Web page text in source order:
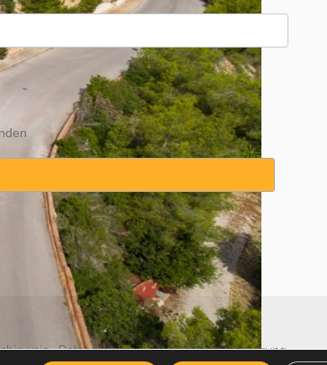
·Datenschutzhinweise·Cookies Erklärung